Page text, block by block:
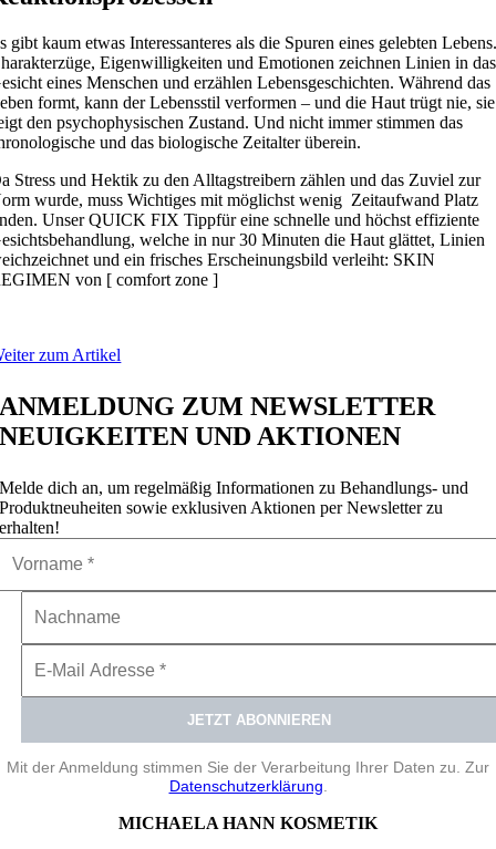
gibt kaum etwas Interessanteres als die Spuren eines gelebten
Eigenwilligkeiten und Emotionen zeichnen Linien in das
eines Menschen und erzählen Lebensgeschichten. Während das
formt, kann der Lebensstil verformen – und die Haut trügt nie, sie
den psychophysischen Zustand. Und nicht immer stimmen das
und das biologische Zeitalter überein.
Stress und Hektik zu den Alltagstreibern zählen und das Zuviel zur
wurde, muss Wichtiges mit möglichst wenig Zeitaufwand Platz
Unser QUICK FIX Tippfür eine schnelle und höchst effiziente
welche in nur 30 Minuten die Haut glättet, Linien
und ein frisches Erscheinungsbild verleiht: SKIN
von [ comfort zone ]
zum Artikel
ANMELDUNG ZUM NEWSLETTER
NEUIGKEITEN UND AKTIONEN
Melde dich an, um regelmäßig Informationen zu Behandlungs- und
Produktneuheiten sowie exklusiven Aktionen per Newsletter zu
erhalten!
Mit der Anmeldung stimmen Sie der Verarbeitung Ihrer Daten zu. Zur
Datenschutzerklärung
MICHAELA HANN KOSMETIK